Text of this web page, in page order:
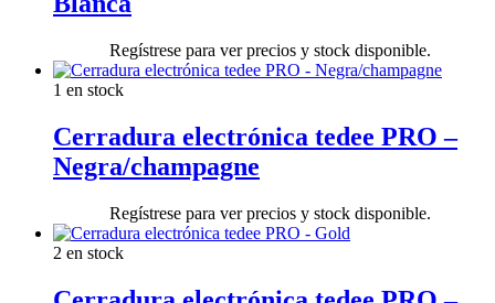
Regístrese para ver precios y stock disponible.
1 en stock
Cerradura electrónica tedee PRO –
Negra/champagne
Regístrese para ver precios y stock disponible.
2 en stock